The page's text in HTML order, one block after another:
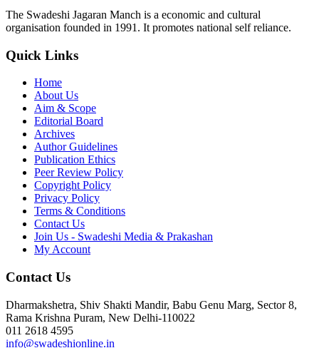
The Swadeshi Jagaran Manch is a economic and cultural
organisation founded in 1991. It promotes national self reliance.
Quick Links
Home
About Us
Aim & Scope
Editorial Board
Archives
Author Guidelines
Publication Ethics
Peer Review Policy
Copyright Policy
Privacy Policy
Terms & Conditions
Contact Us
Join Us - Swadeshi Media & Prakashan
My Account
Contact Us
Dharmakshetra, Shiv Shakti Mandir, Babu Genu Marg, Sector 8,
Rama Krishna Puram, New Delhi-110022
011 2618 4595
info@swadeshionline.in